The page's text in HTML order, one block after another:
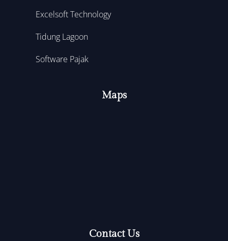
Contact Us
Excelsoft Technology
Tidung Lagoon
Software Pajak
Maps